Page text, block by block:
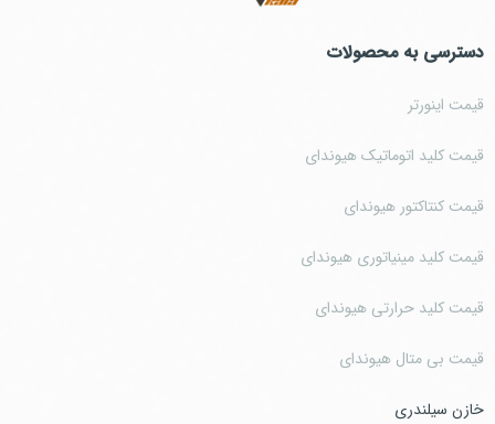
دسترسی به محصولات
قیمت اینورتر
قیمت کلید اتوماتیک هیوندای
قیمت کنتاکتور هیوندای
قیمت کلید مینیاتوری هیوندای
قیمت کلید حرارتی هیوندای
قیمت بی متال هیوندای
خازن سیلندری